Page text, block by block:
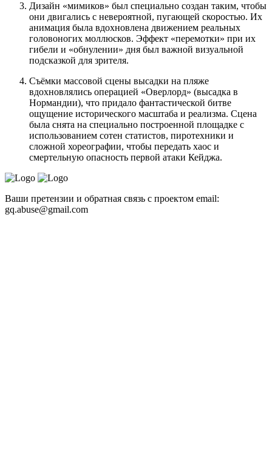
Дизайн «мимиков» был специально создан таким, чтобы
они двигались с невероятной, пугающей скоростью. Их
анимация была вдохновлена движением реальных
головоногих моллюсков. Эффект «перемотки» при их
гибели и «обнулении» дня был важной визуальной
подсказкой для зрителя.
Съёмки массовой сцены высадки на пляже
вдохновлялись операцией «Оверлорд» (высадка в
Нормандии), что придало фантастической битве
ощущение исторического масштаба и реализма. Сцена
была снята на специально построенной площадке с
использованием сотен статистов, пиротехники и
сложной хореографии, чтобы передать хаос и
смертельную опасность первой атаки Кейджа.
Ваши претензии и обратная связь с проектом email:
gq.abuse@gmail.com